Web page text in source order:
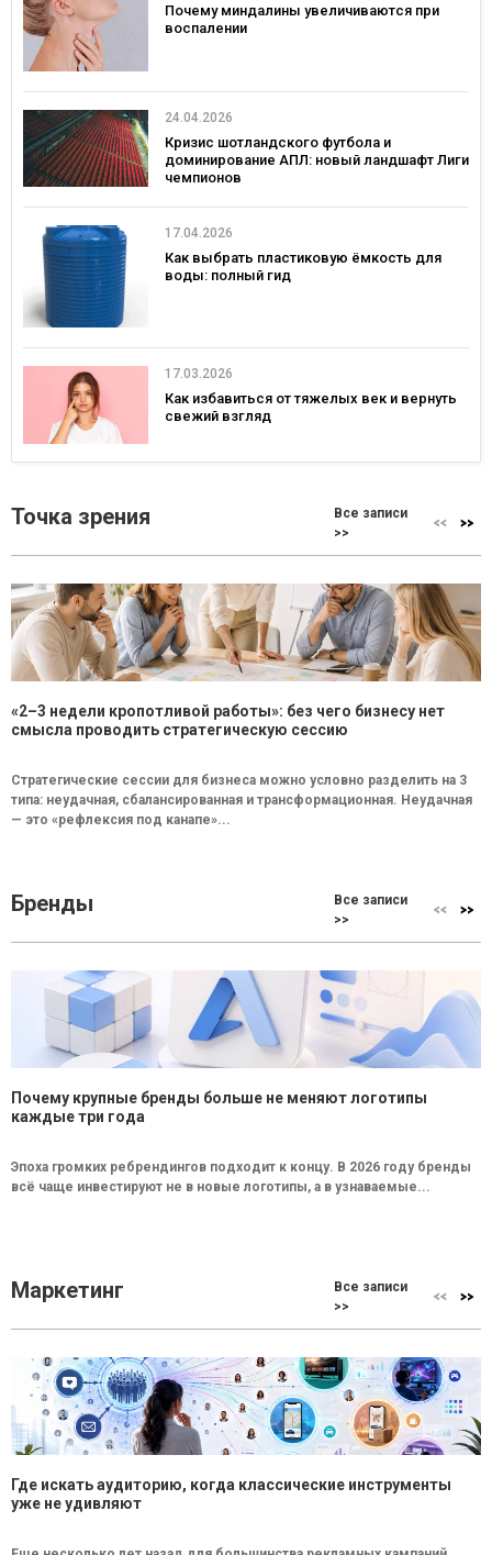
Почему миндалины увеличиваются при
воспалении
24.04.2026
Кризис шотландского футбола и
доминирование АПЛ: новый ландшафт Лиги
чемпионов
17.04.2026
Как выбрать пластиковую ёмкость для
воды: полный гид
17.03.2026
Как избавиться от тяжелых век и вернуть
свежий взгляд
Точка зрения
Все записи
>>
«2–3 недели кропотливой работы»: без чего бизнесу нет
смысла проводить стратегическую сессию
Стратегические сессии для бизнеса можно условно разделить на 3
типа: неудачная, сбалансированная и трансформационная. Неудачная
— это «рефлексия под канапе»...
Бренды
Все записи
>>
Почему крупные бренды больше не меняют логотипы
каждые три года
Эпоха громких ребрендингов подходит к концу. В 2026 году бренды
всё чаще инвестируют не в новые логотипы, а в узнаваемые...
Маркетинг
Все записи
>>
Где искать аудиторию, когда классические инструменты
уже не удивляют